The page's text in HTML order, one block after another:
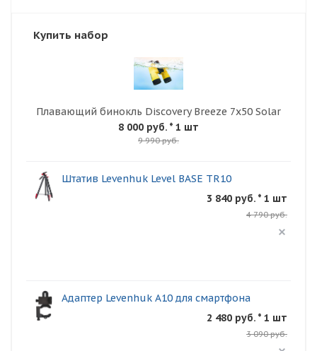
Купить набор
Плавающий бинокль Discovery Breeze 7x50 Solar
8 000 руб. * 1 шт
9 990 руб.
Штатив Levenhuk Level BASE TR10
3 840 руб. * 1 шт
4 790 руб.
Адаптер Levenhuk A10 для смартфона
2 480 руб. * 1 шт
3 090 руб.